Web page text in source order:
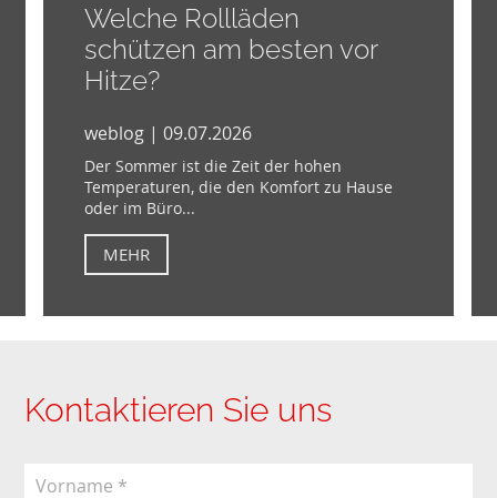
Welche Rollläden
schützen am besten vor
Hitze?
weblog | 09.07.2026
Der Sommer ist die Zeit der hohen
Temperaturen, die den Komfort zu Hause
oder im Büro...
MEHR
Kontaktieren Sie uns